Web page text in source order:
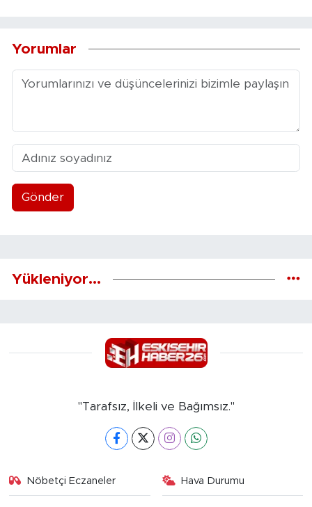
Yorumlar
Gönder
Yükleniyor...
"Tarafsız, İlkeli ve Bağımsız."
Nöbetçi Eczaneler Hava Durumu